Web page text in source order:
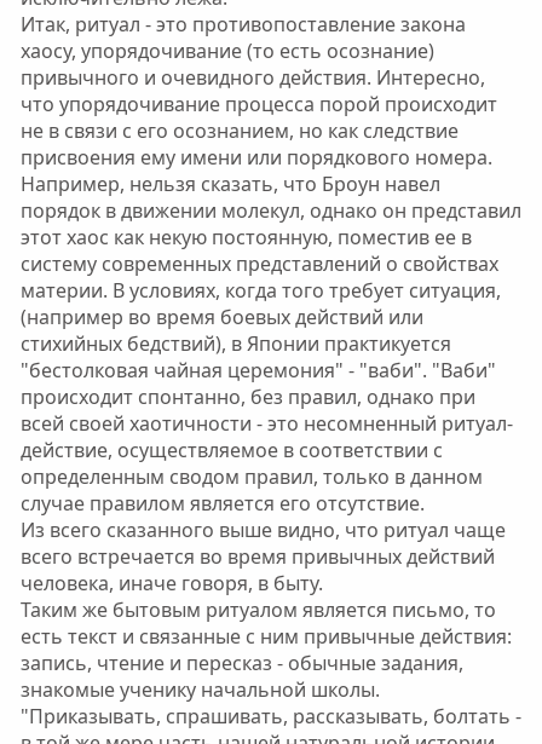
Итак, ритуал - это противопоставление закона
хаосу, упорядочивание (то есть осознание)
привычного и очевидного действия. Интересно,
что упорядочивание процесса порой происходит
не в связи с его осознанием, но как следствие
присвоения ему имени или порядкового номера.
Например, нельзя сказать, что Броун навел
порядок в движении молекул, однако он представил
этот хаос как некую постоянную, поместив ее в
систему современных представлений о свойствах
материи. В условиях, когда того требует ситуация,
(например во время боевых действий или
стихийных бедствий), в Японии практикуется
"бестолковая чайная церемония" - "ваби". "Ваби"
происходит спонтанно, без правил, однако при
всей своей хаотичности - это несомненный ритуал-
действие, осуществляемое в соответствии с
определенным сводом правил, только в данном
случае правилом является его отсутствие.
Из всего сказанного выше видно, что ритуал чаще
всего встречается во время привычных действий
человека, иначе говоря, в быту.
Таким же бытовым ритуалом является письмо, то
есть текст и связанные с ним привычные действия:
запись, чтение и пересказ - обычные задания,
знакомые ученику начальной школы.
"Приказывать, спрашивать, рассказывать, болтать -